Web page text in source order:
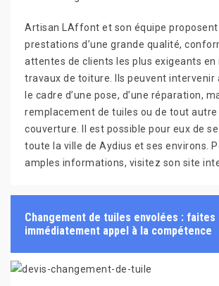
Artisan LAffont et son équipe proposent
prestations d’une grande qualité,
attentes de clients les plus exigeants en
travaux de toiture. Ils peuvent intervenir
le cadre d’une pose, d’une réparation,
remplacement de tuiles ou de tout autre
couverture. Il est possible pour eux de
toute la ville de Aydius et ses environs.
amples informations, visitez son site
Changement de tuiles envolées : faites
immédiatement appel à la compétence